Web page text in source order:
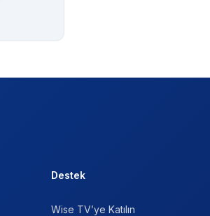
Destek
Wise TV’ye Katılın